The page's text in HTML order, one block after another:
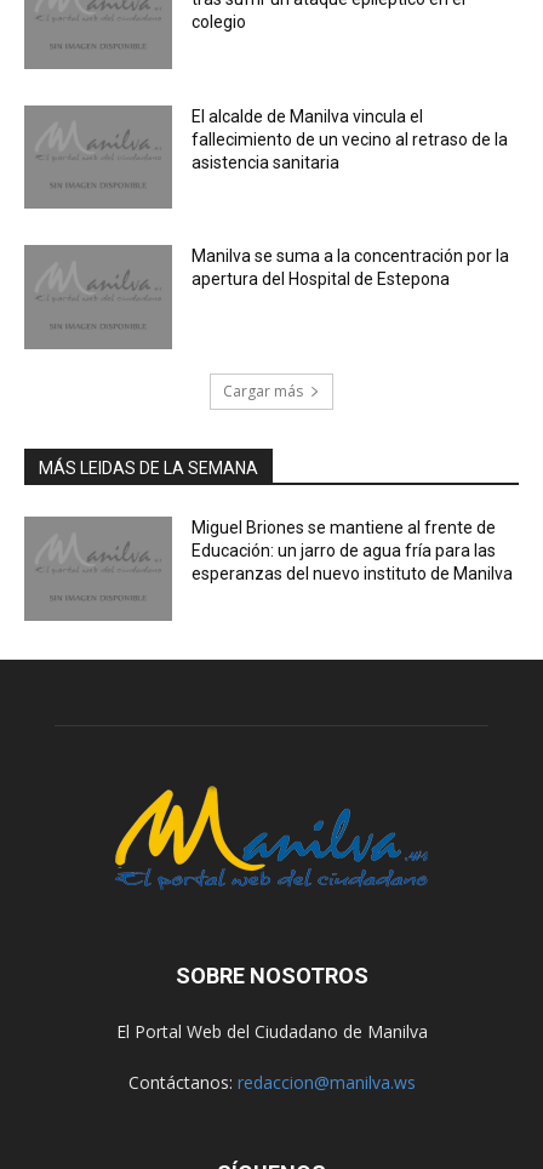
colegio
El alcalde de Manilva vincula el
fallecimiento de un vecino al retraso de la
asistencia sanitaria
Manilva se suma a la concentración por la
apertura del Hospital de Estepona
Cargar más
MÁS LEIDAS DE LA SEMANA
Miguel Briones se mantiene al frente de
Educación: un jarro de agua fría para las
esperanzas del nuevo instituto de Manilva
SOBRE NOSOTROS
El Portal Web del Ciudadano de Manilva
Contáctanos: redaccion@manilva.ws